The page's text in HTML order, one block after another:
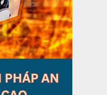
động thường xuyên phải
bị găng tay chịu nhiệt